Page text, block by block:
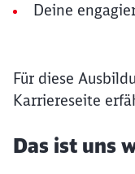
Deine
Für diese
Karriereseite
Das ist uns